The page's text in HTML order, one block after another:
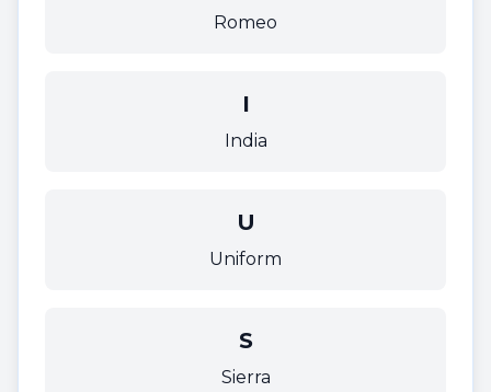
Romeo
I
India
U
Uniform
S
Sierra